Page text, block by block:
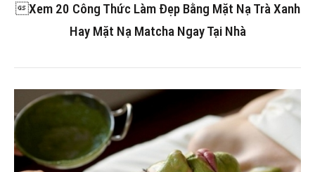
xem 20 Công Thức Làm Đẹp Bằng Mặt Nạ Trà Xanh
Hay Mặt Nạ Matcha Ngay Tại Nhà